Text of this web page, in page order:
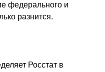
федерального и
разнится.
Росстат в